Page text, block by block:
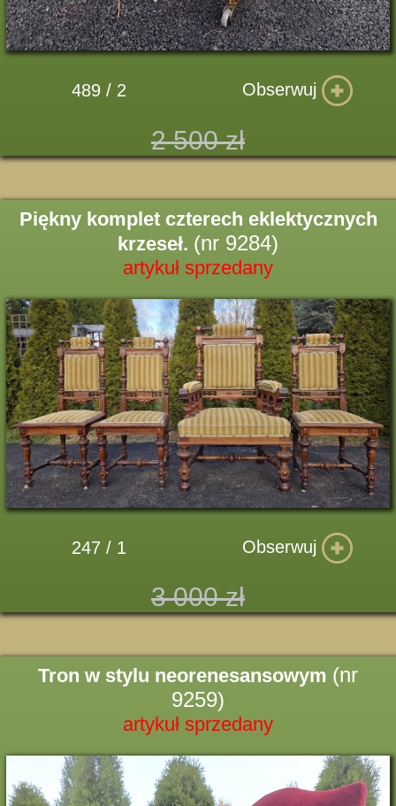
489 / 2 Obserwuj
2 500 zł
Piękny komplet czterech eklektycznych
krzeseł. (nr 9284)
artykuł sprzedany
247 / 1 Obserwuj
3 000 zł
Tron w stylu neorenesansowym (nr
9259)
artykuł sprzedany